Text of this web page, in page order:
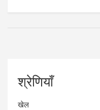
श्रेणियाँ
खेल